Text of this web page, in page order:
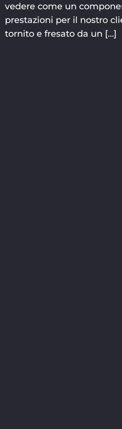
vedere come un
prestazioni per il nostro
tornito e fresato da un […]